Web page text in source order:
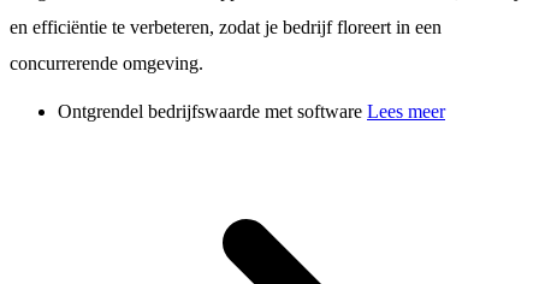
en efficiëntie te verbeteren, zodat je bedrijf floreert in een
concurrerende omgeving.
Ontgrendel bedrijfswaarde met software Lees meer